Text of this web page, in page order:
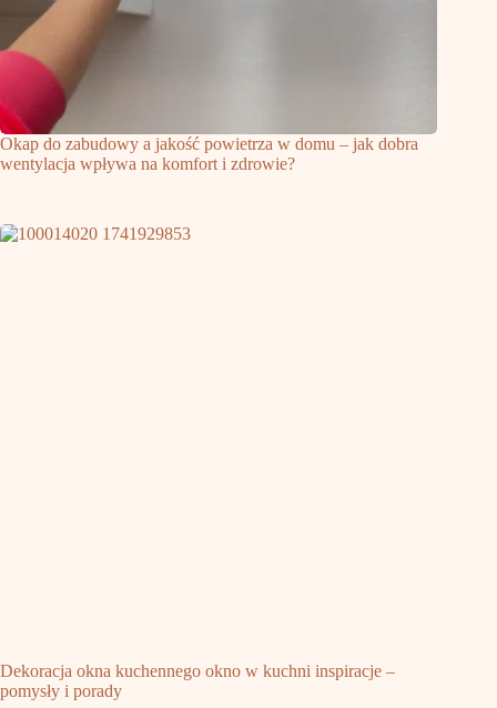
Okap do zabudowy a jakość powietrza w domu – jak dobra
wentylacja wpływa na komfort i zdrowie?
Dekoracja okna kuchennego okno w kuchni inspiracje –
pomysły i porady